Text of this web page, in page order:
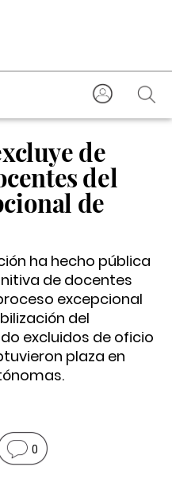
de
del
de
ha hecho pública
de docentes
excepcional
del
excluidos de oficio
plaza en
0